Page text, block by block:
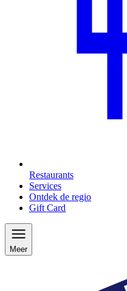
Restaurants
Services
Ontdek de regio
Gift Card
Meer